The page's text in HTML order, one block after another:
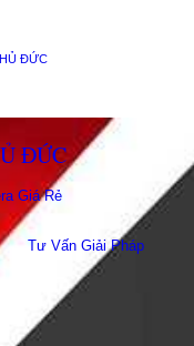
ĐỨC
ĐỨC
Giá Rẻ
Tư Vấn Giải Pháp